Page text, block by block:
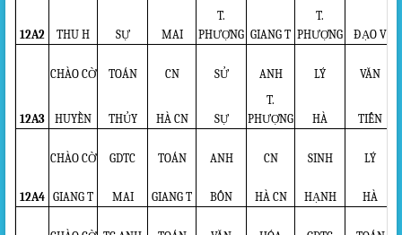
12A2 THU H SỰ MAI
T.
PHƯỢNG GIANG T
T.
PHƯỢNG
ĐẠO V
12A3
CHÀO CỜ TOÁN CN SỬ ANH LÝ VĂN
HUYỀN THỦY HÀ CN SỰ
T.
PHƯỢNG
HÀ TIẾN
12A4
CHÀO CỜ GDTC TOÁN ANH CN SINH LÝ
GIANG T MAI GIANG T BỐN HÀ CN HẠNH HÀ